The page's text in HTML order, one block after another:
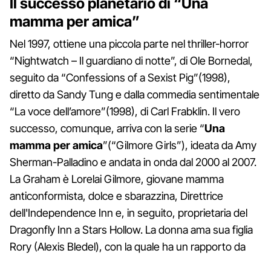
mamma per amica”
Nel 1997, ottiene una piccola parte nel thriller-horror
“Nightwatch – Il guardiano di notte”, di Ole Bornedal,
seguito da “Confessions of a Sexist Pig”(1998),
diretto da Sandy Tung e dalla commedia sentimentale
“La voce dell’amore”(1998), di Carl Frabklin. Il vero
successo, comunque, arriva con la serie “Una
mamma per amica”(“Gilmore Girls”), ideata da Amy
Sherman-Palladino e andata in onda dal 2000 al 2007.
La Graham è Lorelai Gilmore, giovane mamma
anticonformista, dolce e sbarazzina, Direttrice
dell'Independence Inn e, in seguito, proprietaria del
Dragonfly Inn a Stars Hollow. La donna ama sua figlia
Rory (Alexis Bledel), con la quale ha un rapporto da